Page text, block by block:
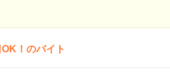
！のバイト